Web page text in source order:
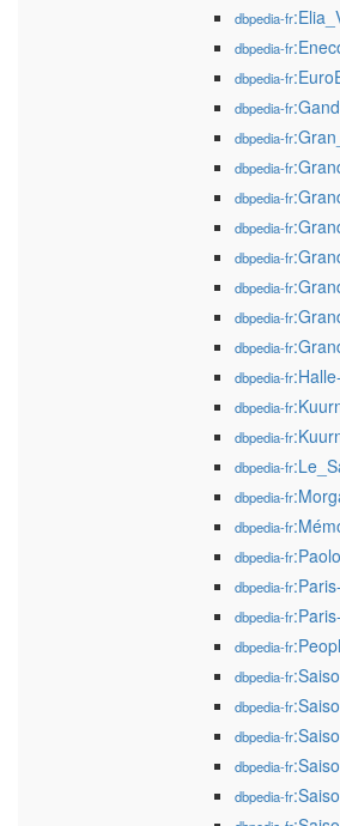
dbpedia-fr
dbpedia-fr
dbpedia-fr
dbpedia-fr
dbpedia-fr
dbpedia-fr
dbpedia-fr
dbpedia-fr
dbpedia-fr
dbpedia-fr
dbpedia-fr
dbpedia-fr
dbpedia-fr
dbpedia-fr
dbpedia-fr
dbpedia-fr
dbpedia-fr
dbpedia-fr
dbpedia-fr
dbpedia-fr
dbpedia-fr
dbpedia-fr
dbpedia-fr
dbpedia-fr
dbpedia-fr
dbpedia-fr
dbpedia-fr